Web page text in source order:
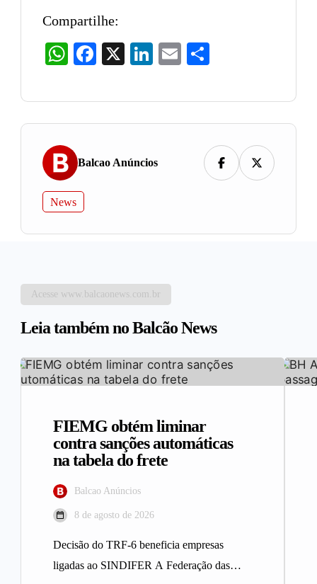
Compartilhe:
WhatsAppFacebook LinkedIn
Email
Balcao Anúncios
News
Acesse www.balcaonews.com.br
Leia também no Balcão News
FIEMG obtém liminar
contra sanções automáticas
na tabela do frete
Balcao Anúncios
8 de agosto de 2026
Decisão do TRF-6 beneficia empresas
ligadas ao SINDIFER A Federação das